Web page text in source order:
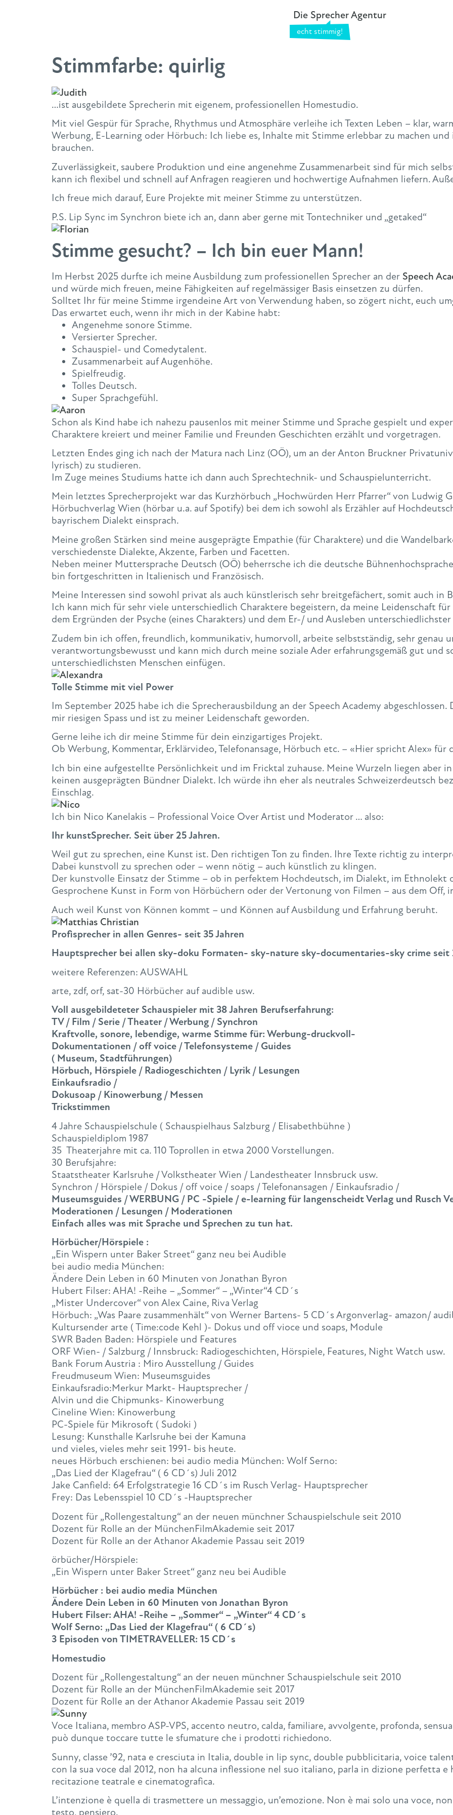
Die Sprecher Agentur
Stimmfarbe: quirlig
…ist ausgebildete Sprecherin mit eigenem, professionellen Homestudio.
Mit viel Gespür für Sprache, Rhythmus und Atmosphäre verleihe ich Texten Leben – klar,
Werbung, E-Learning oder Hörbuch: Ich liebe es, Inhalte mit Stimme erlebbar zu machen
brauchen.
Zuverlässigkeit, saubere Produktion und eine angenehme Zusammenarbeit sind für mich
kann ich flexibel und schnell auf Anfragen reagieren und hochwertige Aufnahmen liefern.
Ich freue mich darauf, Eure Projekte mit meiner Stimme zu unterstützen.
P.S. Lip Sync im Synchron biete ich an, dann aber gerne mit Tontechniker und „getaked“
Stimme gesucht? – Ich bin euer Mann!
Im Herbst 2025 durfte ich meine Ausbildung zum professionellen Sprecher an der Speech
und würde mich freuen, meine Fähigkeiten auf regelmässiger Basis einsetzen zu dürfen.
Solltet Ihr für meine Stimme irgendeine Art von Verwendung haben, so zögert nicht, euch
Das erwartet euch, wenn ihr mich in der Kabine habt:
Angenehme sonore Stimme.
Versierter Sprecher.
Schauspiel- und Comedytalent.
Zusammenarbeit auf Augenhöhe.
Spielfreudig.
Tolles Deutsch.
Super Sprachgefühl.
Schon als Kind habe ich nahezu pausenlos mit meiner Stimme und Sprache gespielt und
Charaktere kreiert und meiner Familie und Freunden Geschichten erzählt und vorgetragen.
Letzten Endes ging ich nach der Matura nach Linz (OÖ), um an der Anton Bruckner
lyrisch) zu studieren.
Im Zuge meines Studiums hatte ich dann auch Sprechtechnik- und Schauspielunterricht.
Mein letztes Sprecherprojekt war das Kurzhörbuch „Hochwürden Herr Pfarrer“ von Ludwig
Hörbuchverlag Wien (hörbar u.a. auf Spotify) bei dem ich sowohl als Erzähler auf
bayrischem Dialekt einsprach.
Meine großen Stärken sind meine ausgeprägte Empathie (für Charaktere) und die
verschiedenste Dialekte, Akzente, Farben und Facetten.
Neben meiner Muttersprache Deutsch (OÖ) beherrsche ich die deutsche
bin fortgeschritten in Italienisch und Französisch.
Meine Interessen sind sowohl privat als auch künstlerisch sehr breitgefächert, somit auch in
Ich kann mich für sehr viele unterschiedlich Charaktere begeistern, da meine Leidenschaft
dem Ergründen der Psyche (eines Charakters) und dem Er-/ und Ausleben
Zudem bin ich offen, freundlich, kommunikativ, humorvoll, arbeite selbstständig, sehr genau
verantwortungsbewusst und kann mich durch meine soziale Ader erfahrungsgemäß gut und
unterschiedlichsten Menschen einfügen.
Tolle Stimme mit viel Power
Im September 2025 habe ich die Sprecherausbildung an der Speech Academy
mir riesigen Spass und ist zu meiner Leidenschaft geworden.
Gerne leihe ich dir meine Stimme für dein einzigartiges Projekt.
Ob Werbung, Kommentar, Erklärvideo, Telefonansage, Hörbuch etc. – «Hier spricht Alex» für
Ich bin eine aufgestellte Persönlichkeit und im Fricktal zuhause. Meine Wurzeln liegen aber
keinen ausgeprägten Bündner Dialekt. Ich würde ihn eher als neutrales Schweizerdeutsch
Einschlag.
Ich bin Nico Kanelakis – Professional Voice Over Artist und Moderator … also:
Ihr kunstSprecher. Seit über 25 Jahren.
Weil gut zu sprechen, eine Kunst ist. Den richtigen Ton zu finden. Ihre Texte richtig zu
Dabei kunstvoll zu sprechen oder – wenn nötig – auch künstlich zu klingen.
Der kunstvolle Einsatz der Stimme – ob in perfektem Hochdeutsch, im Dialekt, im Ethnolekt
Gesprochene Kunst in Form von Hörbüchern oder der Vertonung von Filmen – aus dem Off,
Auch weil Kunst von Können kommt – und Können auf Ausbildung und Erfahrung beruht.
Profisprecher in allen Genres- seit 35 Jahren
Hauptsprecher bei allen sky-doku Formaten- sky-nature sky-documentaries-sky crime seit
weitere Referenzen: AUSWAHL
arte, zdf, orf, sat-30 Hörbücher auf audible usw.
Voll ausgebildeteter Schauspieler mit 38 Jahren Berufserfahrung:
TV / Film / Serie / Theater / Werbung / Synchron
Kraftvolle, sonore, lebendige, warme Stimme für: Werbung-druckvoll-
Dokumentationen / off voice / Telefonsysteme / Guides
( Museum, Stadtführungen)
Hörbuch, Hörspiele / Radiogeschichten / Lyrik / Lesungen
Einkaufsradio /
Dokusoap / Kinowerbung / Messen
Trickstimmen
4 Jahre Schauspielschule ( Schauspielhaus Salzburg / Elisabethbühne )
Schauspieldiplom 1987
35 Theaterjahre mit ca. 110 Toprollen in etwa 2000 Vorstellungen.
30 Berufsjahre:
Staatstheater Karlsruhe / Volkstheater Wien / Landestheater Innsbruck usw.
Synchron / Hörspiele / Dokus / off voice / soaps / Telefonansagen / Einkaufsradio /
Museumsguides / WERBUNG / PC -Spiele / e-learning für langenscheidt Verlag und Rusch
Moderationen / Lesungen / Moderationen
Einfach alles was mit Sprache und Sprechen zu tun hat.
Hörbücher/Hörspiele :
„Ein Wispern unter Baker Street“ ganz neu bei Audible
bei audio media München:
Ändere Dein Leben in 60 Minuten von Jonathan Byron
Hubert Filser: AHA! -Reihe – „Sommer“ – „Winter“4 CD´s
„Mister Undercover“ von Alex Caine, Riva Verlag
Hörbuch: „Was Paare zusammenhält“ von Werner Bartens- 5 CD´s Argonverlag- amazon/
Kultursender arte ( Time:code Kehl )- Dokus und off vioce und soaps, Module
SWR Baden Baden: Hörspiele und Features
ORF Wien- / Salzburg / Innsbruck: Radiogeschichten, Hörspiele, Features, Night Watch usw.
Bank Forum Austria : Miro Ausstellung / Guides
Freudmuseum Wien: Museumsguides
Einkaufsradio:Merkur Markt- Hauptsprecher /
Alvin und die Chipmunks- Kinowerbung
Cineline Wien: Kinowerbung
PC-Spiele für Mikrosoft ( Sudoki )
Lesung: Kunsthalle Karlsruhe bei der Kamuna
und vieles, vieles mehr seit 1991- bis heute.
neues Hörbuch erschienen: bei audio media München: Wolf Serno:
„Das Lied der Klagefrau“ ( 6 CD´s) Juli 2012
Jake Canfield: 64 Erfolgstrategie 16 CD´s im Rusch Verlag- Hauptsprecher
Frey: Das Lebensspiel 10 CD´s -Hauptsprecher
Dozent für „Rollengestaltung“ an der neuen münchner Schauspielschule seit 2010
Dozent für Rolle an der MünchenFilmAkademie seit 2017
Dozent für Rolle an der Athanor Akademie Passau seit 2019
örbücher/Hörspiele:
„Ein Wispern unter Baker Street“ ganz neu bei Audible
Hörbücher : bei audio media München
Ändere Dein Leben in 60 Minuten von Jonathan Byron
Hubert Filser: AHA! -Reihe – „Sommer“ – „Winter“ 4 CD´s
Wolf Serno: „Das Lied der Klagefrau“ ( 6 CD´s)
3 Episoden von TIMETRAVELLER: 15 CD´s
Homestudio
Dozent für „Rollengestaltung“ an der neuen münchner Schauspielschule seit 2010
Dozent für Rolle an der MünchenFilmAkademie seit 2017
Dozent für Rolle an der Athanor Akademie Passau seit 2019
Voce Italiana, membro ASP-VPS, accento neutro, calda, familiare, avvolgente, profonda,
può dunque toccare tutte le sfumature che i prodotti richiedono.
Sunny, classe ’92, nata e cresciuta in Italia, double in lip sync, double pubblicitaria, voice
con la sua voce dal 2012, non ha alcuna inflessione nel suo italiano, parla in dizione perfetta
recitazione teatrale e cinematografica.
L’intenzione è quella di trasmettere un messaggio, un’emozione. Non è mai solo una voce,
testo, pensiero.